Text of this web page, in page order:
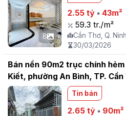
8
2.55 tỷ •43m²
59.3 tr./m²
Cần Thơ, Q.
30/03/2026
Bán nền 90m2 trục chính
Kiết, phường An Bình, TP.
Tin bán
2.65 tỷ • 90m²